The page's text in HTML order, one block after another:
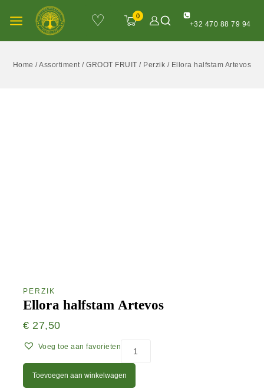
♡ 0
+32 470 88 79 94
Home /Assortiment / GROOT FRUIT / Perzik / Ellora halfstam Artevos
PERZIK
Ellora halfstam Artevos
€ 27,50
Voeg toe aan favorieten
Toevoegen aan winkelwagen